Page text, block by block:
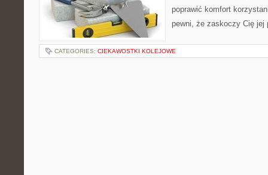
poprawić komfort
pewni, że zaskoczy Cię jej
CATEGORIES: CIEKAWOSTKI KOLEJOWE